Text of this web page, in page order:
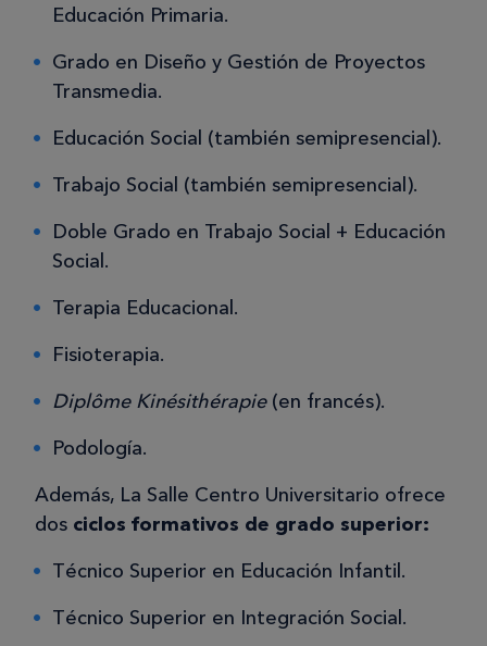
Educación Primaria.
Grado en Diseño y Gestión de Proyectos
Transmedia.
Educación Social (también semipresencial).
Trabajo Social (también semipresencial).
Doble Grado en Trabajo Social + Educación
Social.
Terapia Educacional.
Fisioterapia.
Diplôme Kinésithérapie(en francés).
Podología.
Además, La Salle Centro Universitario ofrece
dos ciclos formativos de grado superior:
Técnico Superior en Educación Infantil.
Técnico Superior en Integración Social.